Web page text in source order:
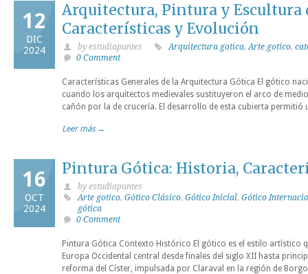
12
DIC
2024
Arquitectura, Pintura y Escultura
Características y Evolución
by estudiapuntes Arquitectura gotica,Arte gotico,
0 Comment
Características Generales de la Arquitectura Gótica El gótico
cuando los arquitectos medievales sustituyeron el arco de
cañón por la de crucería. El desarrollo de esta cubierta permitió
Leer más →
16
OCT
2024
Pintura Gótica: Historia,
by estudiapuntes
Arte gotico, Gótico Clásico, Gótico Inicial, Gótico
gótica
0 Comment
Pintura Gótica Contexto Histórico El gótico es el estilo artístico
Europa Occidental central desde finales del siglo XII hasta
reforma del Císter, impulsada por Claraval en la región de